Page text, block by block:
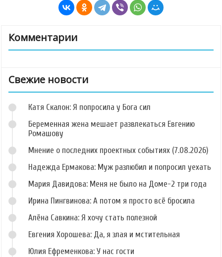
Комментарии
Свежие новости
Катя Скалон: Я попросила у Бога сил
Беременная жена мешает развлекаться Евгению
Ромашову
Мнение о последних проектных событиях (7.08.2026)
Надежда Ермакова: Муж разлюбил и попросил уехать
Мария Давидова: Меня не было на Доме-2 три года
Ирина Пингвинова: А потом я просто всё бросила
Алёна Савкина: Я хочу стать полезной
Евгения Хорошева: Да, я злая и мстительная
Юлия Ефременкова: У нас гости